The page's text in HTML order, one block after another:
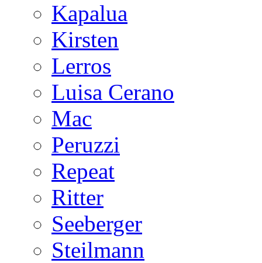
Kapalua
Kirsten
Lerros
Luisa Cerano
Mac
Peruzzi
Repeat
Ritter
Seeberger
Steilmann